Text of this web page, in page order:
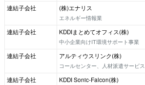
連結子会社
(株)エナリス
エネルギー情報業
連結子会社
KDDIまとめてオフィス(株)
中小企業向けIT環境サポート事業
連結子会社
アルティウスリンク(株)
コールセンター、人材派遣サービス
連結子会社
KDDI Sonic-Falcon(株)